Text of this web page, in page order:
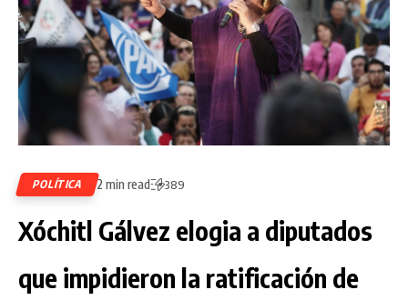
POLÍTICA 2 min read 389
Xóchitl Gálvez elogia a diputados
que impidieron la ratificación de